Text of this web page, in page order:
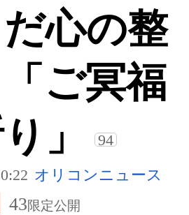
心の整
ご冥福
」
94
オリコンニュース
43限定公開